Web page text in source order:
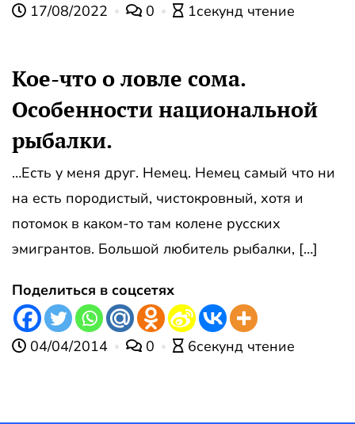
17/08/2022 0 1секунд чтение
Кое-что о ловле сома.
Особенности национальной
рыбалки.
…Есть у меня друг. Немец. Немец самый что ни
на есть породистый, чистокровный, хотя и
потомок в каком-то там колене русских
эмигрантов. Большой любитель рыбалки, […]
Поделиться в соцсетях
04/04/2014 0 6секунд чтение